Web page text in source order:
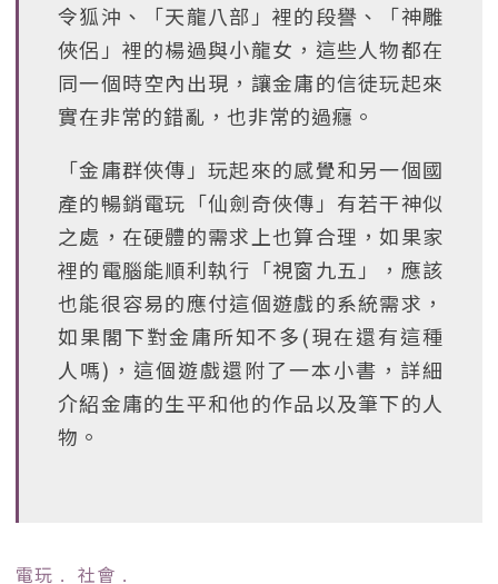
令狐沖、「天龍八部」裡的段譽、「神雕
俠侶」裡的楊過與小龍女，這些人物都在
同一個時空內出現，讓金庸的信徒玩起來
實在非常的錯亂，也非常的過癮。
「金庸群俠傳」玩起來的感覺和另一個國
產的暢銷電玩「仙劍奇俠傳」有若干神似
之處，在硬體的需求上也算合理，如果家
裡的電腦能順利執行「視窗九五」，應該
也能很容易的應付這個遊戲的系統需求，
如果閣下對金庸所知不多(現在還有這種
人嗎)，這個遊戲還附了一本小書，詳細
介紹金庸的生平和他的作品以及筆下的人
物。
電玩 ﹒ 社會 ﹒